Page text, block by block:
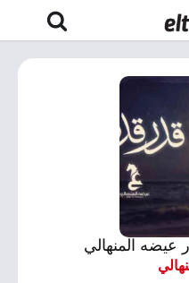
عيضه المنهالي